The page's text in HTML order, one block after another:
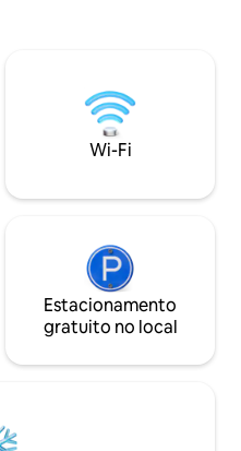
e
Wi-Fi
Estacionamento
gratuito no local